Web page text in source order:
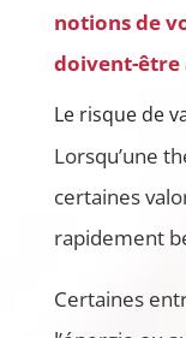
notions de
doivent-être
Le risque de
Lorsqu’une
certaines
rapidement
Certaines